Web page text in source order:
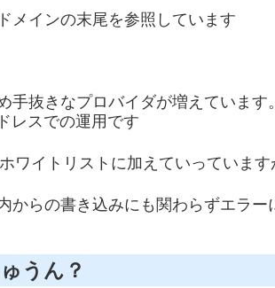
メインの末尾を参照しています
手抜きなプロバイダが増えていま
レスでの運用です
ワイトリストに加えていっていま
からの書き込みにも関わらずエラ
うん？